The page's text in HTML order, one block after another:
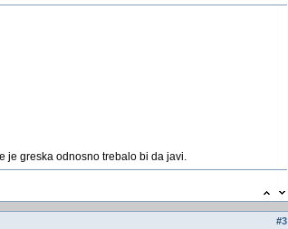
je greska odnosno trebalo bi da javi.
#3